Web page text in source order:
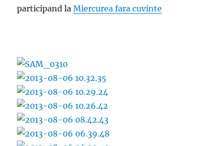
participand laMiercurea fara cuvinte